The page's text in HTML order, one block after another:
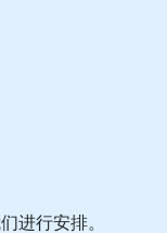
进行安排。